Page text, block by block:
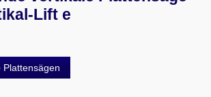
Lift e